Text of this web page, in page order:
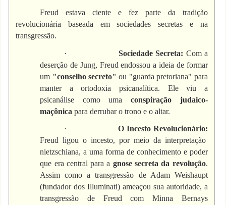
Freud estava ciente e fez parte da tradição
revolucionária baseada em sociedades secretas e na
transgressão.
· Sociedade Secreta: Com a
deserção de Jung, Freud endossou a ideia de formar
um "conselho secreto" ou "guarda pretoriana" para
manter a ortodoxia psicanalítica. Ele viu a
psicanálise como umaconspiração judaico-
maçônica para derrubar o trono e o altar.
·
O Incesto Revolucionário:
Freud ligou o incesto, por meio da interpretação
nietzschiana, a uma forma de conhecimento e poder
que era central para a gnose secreta da revolução.
Assim como a transgressão de Adam Weishaupt
(fundador dos Illuminati) ameaçou sua autoridade, a
transgressão de Freud com Minna Bernays